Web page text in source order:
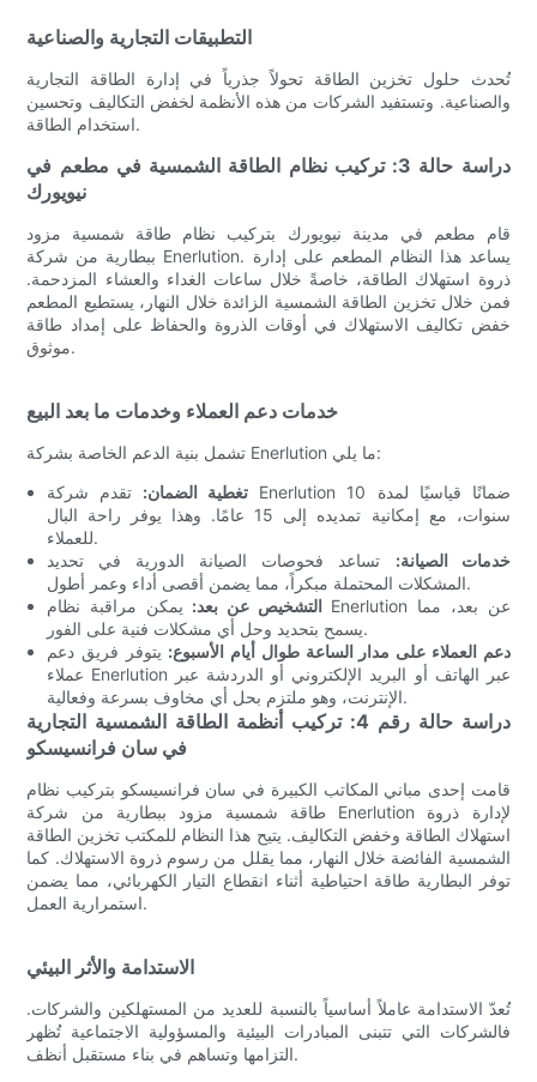
التطبيقات التجارية والصناعية
تُحدث حلول تخزين الطاقة تحولاً جذرياً في إدارة الطاقة التجارية
والصناعية. وتستفيد الشركات من هذه الأنظمة لخفض التكاليف وتحسين
استخدام الطاقة.
دراسة حالة 3: تركيب نظام الطاقة الشمسية في مطعم في
نيويورك
قام مطعم في مدينة نيويورك بتركيب نظام طاقة شمسية مزود
ببطارية من شركة Enerlution. يساعد هذا النظام المطعم على إدارة
ذروة استهلاك الطاقة، خاصةً خلال ساعات الغداء والعشاء المزدحمة.
فمن خلال تخزين الطاقة الشمسية الزائدة خلال النهار، يستطيع المطعم
خفض تكاليف الاستهلاك في أوقات الذروة والحفاظ على إمداد طاقة
موثوق.
خدمات دعم العملاء وخدمات ما بعد البيع
تشمل بنية الدعم الخاصة بشركة Enerlution ما يلي:
تغطية الضمان: تقدم شركة Enerlution ضمانًا قياسيًا لمدة 10
سنوات، مع إمكانية تمديده إلى 15 عامًا. وهذا يوفر راحة البال
للعملاء.
خدمات الصيانة: تساعد فحوصات الصيانة الدورية في تحديد
المشكلات المحتملة مبكراً، مما يضمن أقصى أداء وعمر أطول.
التشخيص عن بعد: يمكن مراقبة نظام Enerlution عن بعد، مما
يسمح بتحديد وحل أي مشكلات فنية على الفور.
دعم العملاء على مدار الساعة طوال أيام الأسبوع: يتوفر فريق دعم
عملاء Enerlution عبر الهاتف أو البريد الإلكتروني أو الدردشة عبر
الإنترنت، وهو ملتزم بحل أي مخاوف بسرعة وفعالية.
دراسة حالة رقم 4: تركيب أنظمة الطاقة الشمسية التجارية
في سان فرانسيسكو
قامت إحدى مباني المكاتب الكبيرة في سان فرانسيسكو بتركيب نظام
طاقة شمسية مزود ببطارية من شركة Enerlution لإدارة ذروة
استهلاك الطاقة وخفض التكاليف. يتيح هذا النظام للمكتب تخزين الطاقة
الشمسية الفائضة خلال النهار، مما يقلل من رسوم ذروة الاستهلاك. كما
توفر البطارية طاقة احتياطية أثناء انقطاع التيار الكهربائي، مما يضمن
استمرارية العمل.
الاستدامة والأثر البيئي
تُعدّ الاستدامة عاملاً أساسياً بالنسبة للعديد من المستهلكين والشركات.
فالشركات التي تتبنى المبادرات البيئية والمسؤولية الاجتماعية تُظهر
التزامها وتساهم في بناء مستقبل أنظف.